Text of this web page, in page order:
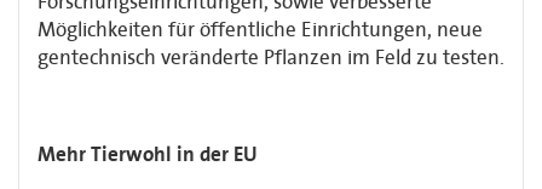
Möglichkeiten für öffentliche Einrichtungen, neue
gentechnisch veränderte Pflanzen im Feld zu testen.
Mehr Tierwohl in der EU